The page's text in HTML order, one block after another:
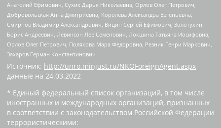
Анатолий Ефимович, Сухих Дарья Николаевна, Орлов Олег Петрович,
Добровольская Анна Дмитриевна, Королева Александра Евгеньевна,
Смирнов Владимир Александрович, Вицин Сергей Ефимович, Золотухин
Борис Андреевич, Левинсон Лев Семенович, Локшина Татьяна Иосифовна,
Орлов Олег Петрович, Полякова Мара Федоровна, Резник Генри Маркович,
Захаров Герман Константинович
Источник: http://unro.minjust.ru/NKOForeignAgent.aspx
данные на 24.03.2022
* Единый федеральный список организаций, в том числе
иностранных и международных организаций, признанных
в соответствии с законодательством Российской Федерации
террористическими: